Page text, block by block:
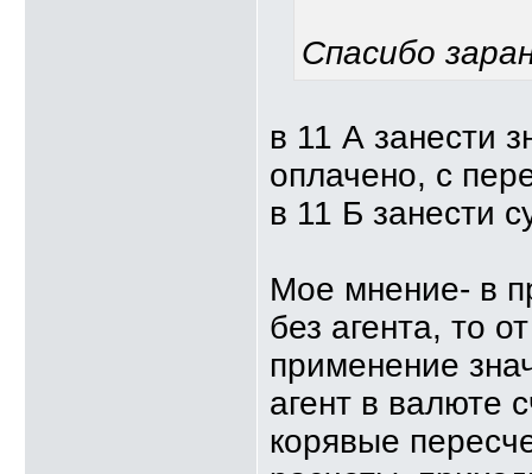
Спасибо
в 11 А занести
оплачено, с
в 11 Б занести
Мое мнение- в
без агента, то
применение
агент в валюте
корявые